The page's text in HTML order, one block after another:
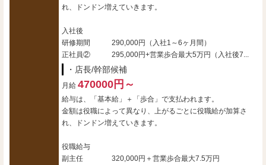
れ、ドンドン増えていきます。
入社後
研修期間 290,000円（入社1～6ヶ月間）
正社員② 295,000円+営業歩合最大5万円（入社後7...
・店長/幹部候補
月給 470000円～
給与は、「基本給」＋「歩合」で支払われます。
金額は役職によって異なり、上がるごとに役職給が加算さ
れ、ドンドン増えていきます。
役職給与
副主任 320,000円＋営業歩合最大7.5万円